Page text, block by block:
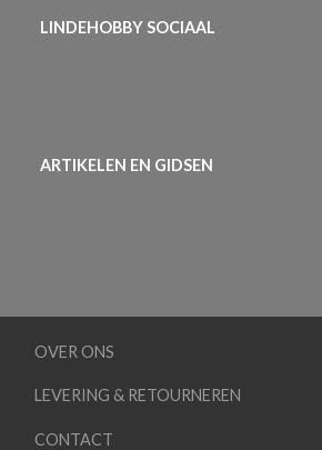
LINDEHOBBY SOCIAAL
ARTIKELEN EN GIDSEN
OVER ONS
LEVERING & RETOURNEREN
CONTACT